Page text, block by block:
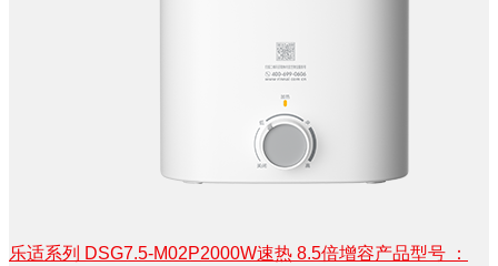
乐适系列 DSG7.5-M02P2000W速热 8.5倍增容产品型号 ：